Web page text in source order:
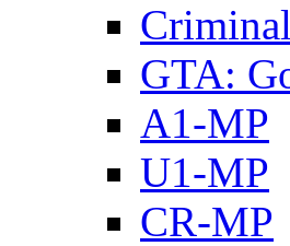
GTA:
A1-MP
U1-MP
CR-MP